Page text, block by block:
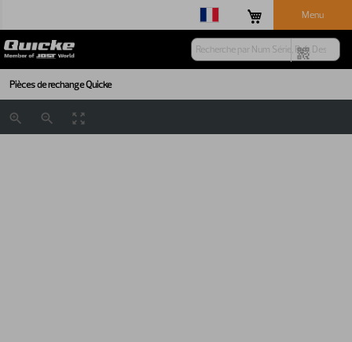
Menu
Pièces de rechange Quicke